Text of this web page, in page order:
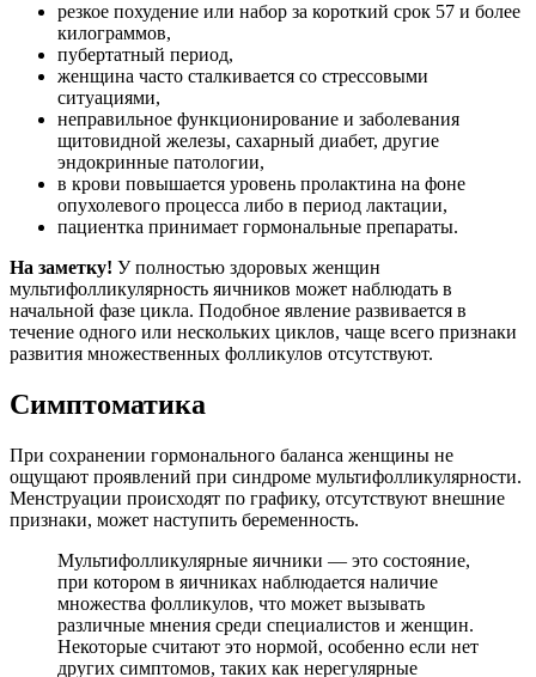
резкое похудение или набор за короткий срок 57 и более
килограммов,
пубертатный период,
женщина часто сталкивается со стрессовыми
ситуациями,
неправильное функционирование и заболевания
щитовидной железы, сахарный диабет, другие
эндокринные патологии,
в крови повышается уровень пролактина на фоне
опухолевого процесса либо в период лактации,
пациентка принимает гормональные препараты.
На заметку! У полностью здоровых женщин
мультифолликулярность яичников может наблюдать в
начальной фазе цикла. Подобное явление развивается в
течение одного или нескольких циклов, чаще всего признаки
развития множественных фолликулов отсутствуют.
Симптоматика
При сохранении гормонального баланса женщины не
ощущают проявлений при синдроме мультифолликулярности.
Менструации происходят по графику, отсутствуют внешние
признаки, может наступить беременность.
Мультифолликулярные яичники — это состояние,
при котором в яичниках наблюдается наличие
множества фолликулов, что может вызывать
различные мнения среди специалистов и женщин.
Некоторые считают это нормой, особенно если нет
других симптомов, таких как нерегулярные